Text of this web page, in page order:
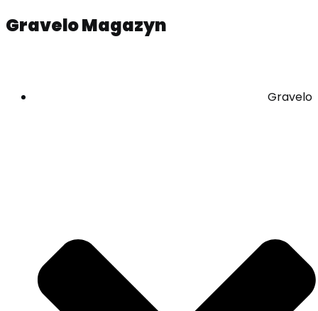
Gravelo Magazyn
Gravelo